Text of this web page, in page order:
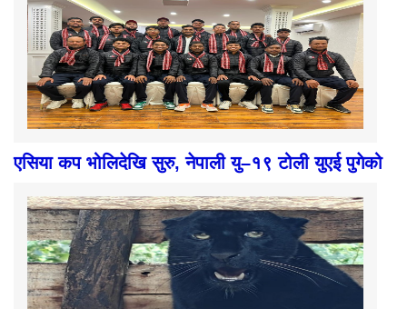
एसिया कप भोलिदेखि सुरु, नेपाली यु–१९ टोली युएई पुगेको